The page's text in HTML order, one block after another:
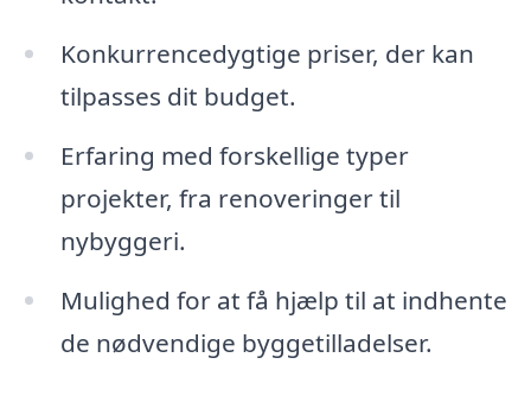
Konkurrencedygtige priser, der kan
tilpasses dit budget.
Erfaring med forskellige typer
projekter, fra renoveringer til
nybyggeri.
Mulighed for at få hjælp til at indhente
de nødvendige byggetilladelser.